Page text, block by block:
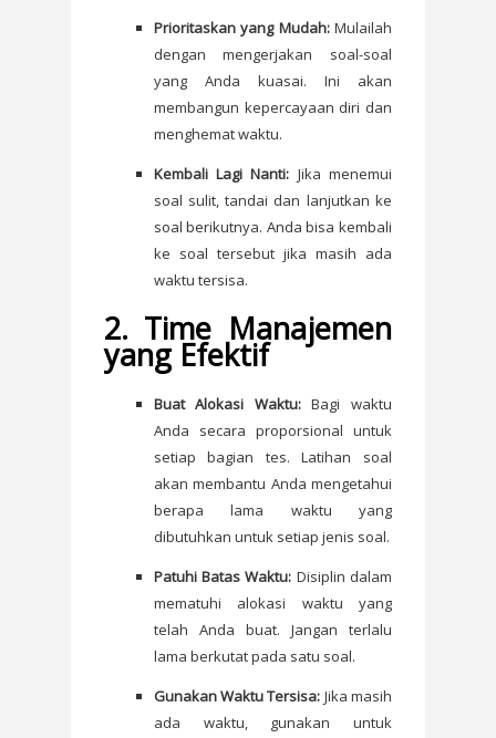
Prioritaskan yang Mudah:Mulailah
dengan mengerjakan soal-soal
yang Anda kuasai. Ini akan
membangun kepercayaan diri dan
menghemat waktu.
Kembali Lagi Nanti: Jika menemui
soal sulit, tandai dan lanjutkan ke
soal berikutnya. Anda bisa kembali
ke soal tersebut jika masih ada
waktu tersisa.
2. Time Manajemen
yang Efektif
Buat Alokasi Waktu:Bagi waktu
Anda secara proporsional untuk
setiap bagian tes. Latihan soal
akan membantu Anda mengetahui
berapa lama waktu yang
dibutuhkan untuk setiap jenis soal.
Patuhi Batas Waktu: Disiplin dalam
mematuhi alokasi waktu yang
telah Anda buat. Jangan terlalu
lama berkutat pada satu soal.
Gunakan Waktu Tersisa: Jika masih
ada waktu, gunakan untuk